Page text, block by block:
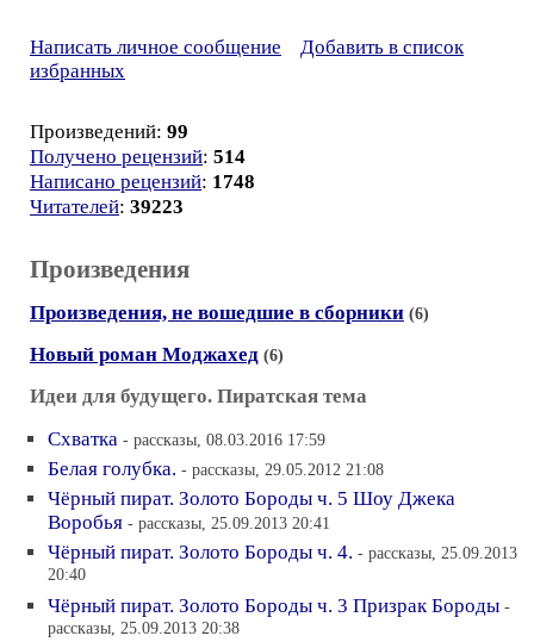
Написать личное сообщение
Добавить в список
избранных
Произведений: 99
Получено рецензий: 514
Написано рецензий: 1748
Читателей: 39223
Произведения
Произведения, не вошедшие в сборники (6)
Новый роман Моджахед (6)
Идеи для будущего. Пиратская тема
Схватка - рассказы, 08.03.2016 17:59
Белая голубка. - рассказы, 29.05.2012 21:08
Чёрный пират. Золото Бороды ч. 5 Шоу Джека
Воробья - рассказы, 25.09.2013 20:41
Чёрный пират. Золото Бороды ч. 4. - рассказы, 25.09.2013
20:40
Чёрный пират. Золото Бороды ч. 3 Призрак Бороды -
рассказы, 25.09.2013 20:38